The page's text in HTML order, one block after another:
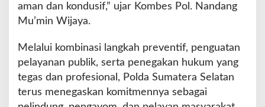
aman dan kondusif,” ujar Kombes Pol. Nandang
Mu’min Wijaya.
Melalui kombinasi langkah preventif, penguatan
pelayanan publik, serta penegakan hukum yang
tegas dan profesional, Polda Sumatera Selatan
terus menegaskan komitmennya sebagai